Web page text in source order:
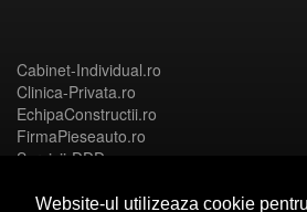
Website-ul utilizeaza cookie
Cabinet-Individual.ro
Clinica-Privata.ro
EchipaConstructii.ro
FirmaPieseauto.ro
Servicii-DDD.com